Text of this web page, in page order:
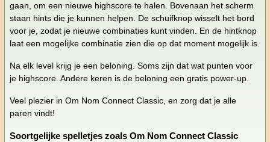
gaan, om een nieuwe highscore te halen. Bovenaan het scherm
staan hints die je kunnen helpen. De schuifknop wisselt het bord
voor je, zodat je nieuwe combinaties kunt vinden. En de hintknop
laat een mogelijke combinatie zien die op dat moment mogelijk is.
Na elk level krijg je een beloning. Soms zijn dat wat punten voor
je highscore. Andere keren is de beloning een gratis power-up.
Veel plezier in Om Nom Connect Classic, en zorg dat je alle
paren vindt!
Soortgelijke spelletjes zoals Om Nom Connect Classic